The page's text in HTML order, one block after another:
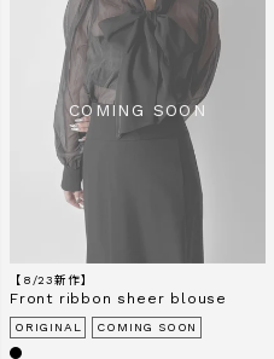
【8/23新作】
Front ribbon sheer blouse
ORIGINAL COMING SOON